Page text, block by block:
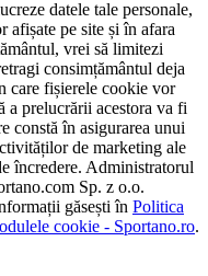
datele tale personale,
afișate pe site și în afara
vrei să limitezi
consimțământul deja
care fișierele cookie vor
a prelucrării acestora va fi
constă în asigurarea unui
de marketing ale
încredere. Administratorul
Sp. z o.o.
găsești în Politica
cookie - Sportano.ro.